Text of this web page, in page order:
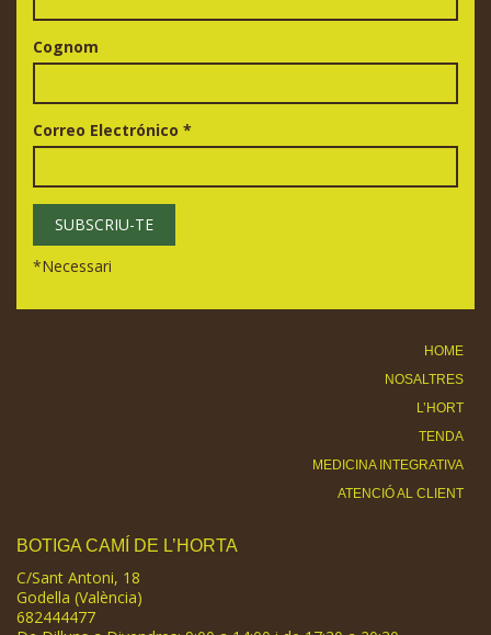
Cognom
Correo Electrónico *
*Necessari
HOME
NOSALTRES
L’HORT
TENDA
MEDICINA INTEGRATIVA
ATENCIÓ AL CLIENT
BOTIGA CAMÍ DE L’HORTA
C/Sant Antoni, 18
Godella (València)
682444477